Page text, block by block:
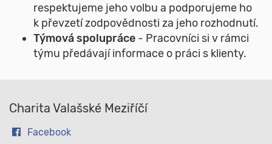
respektujeme jeho volbu a podporujeme ho
k převzetí zodpovědnosti za jeho rozhodnutí.
Týmová spolupráce - Pracovníci si v rámci
týmu předávají informace o práci s klienty.
Charita Valašské Meziříčí
Facebook